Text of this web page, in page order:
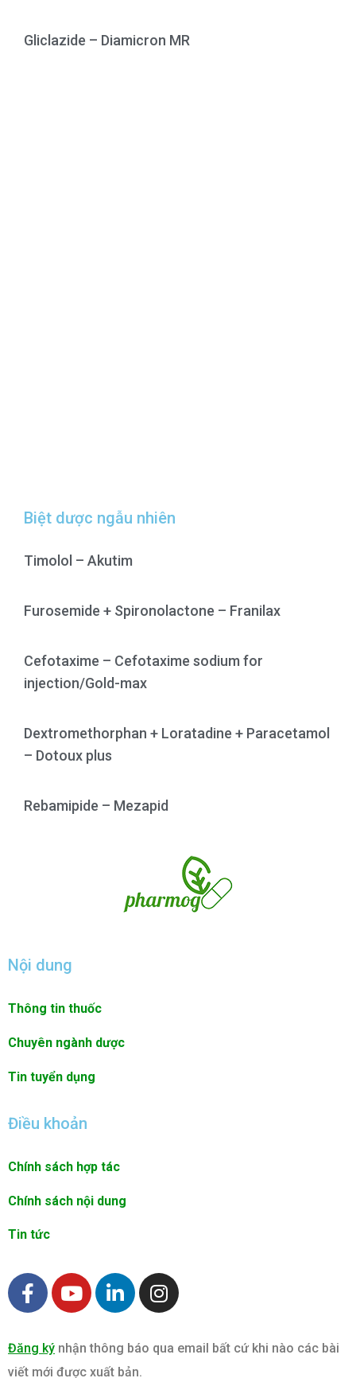
Gliclazide – Diamicron MR
Biệt dược ngẫu nhiên
Timolol – Akutim
Furosemide + Spironolactone – Franilax
Cefotaxime – Cefotaxime sodium for
injection/Gold-max
Dextromethorphan + Loratadine + Paracetamol
– Dotoux plus
Rebamipide – Mezapid
Nội dung
Thông tin thuốc
Chuyên ngành dược
Tin tuyển dụng
Điều khoản
Chính sách hợp tác
Chính sách nội dung
Tin tức
F
a
e
b
Y
o
t
u
L
i
k
e
I
n
t
a
Đăng ký nhận thông báo qua email bất cứ khi nào các bài
viết mới được xuất bản.